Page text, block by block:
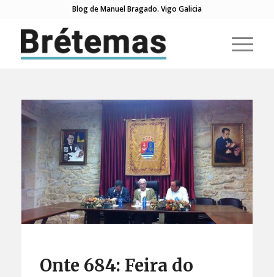
Blog de Manuel Bragado. Vigo Galicia
Onte 684: Feira do